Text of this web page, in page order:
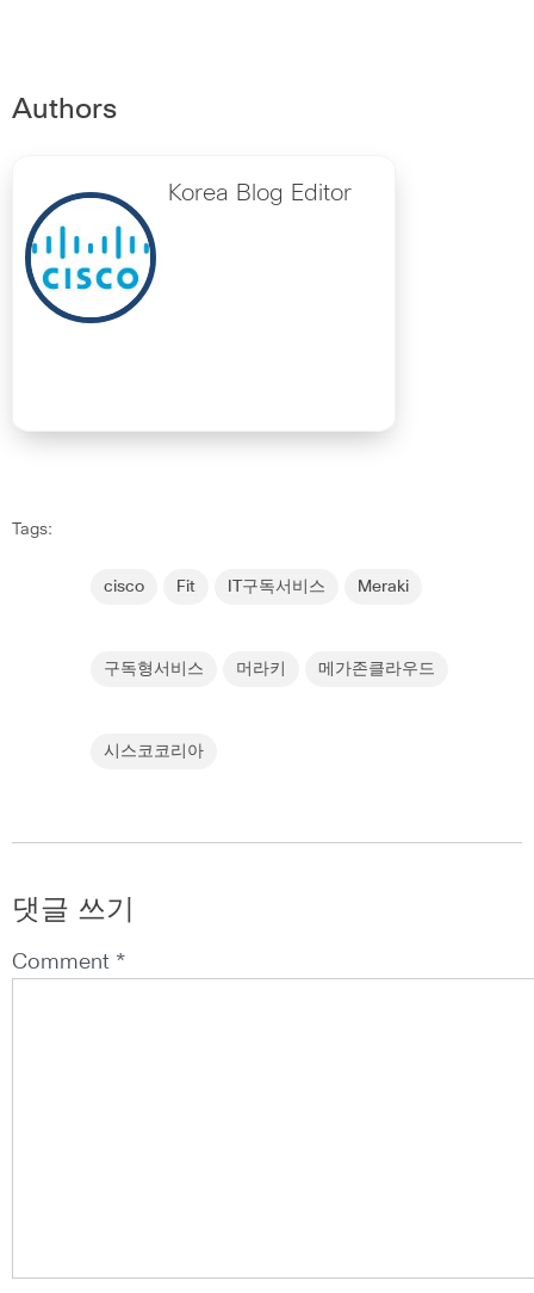
Authors
Korea Blog Editor
Tags:
cisco Fit IT구독서비스 Meraki
구독형서비스 머라키 메가존클라우드
시스코코리아
댓글 쓰기
Comment *